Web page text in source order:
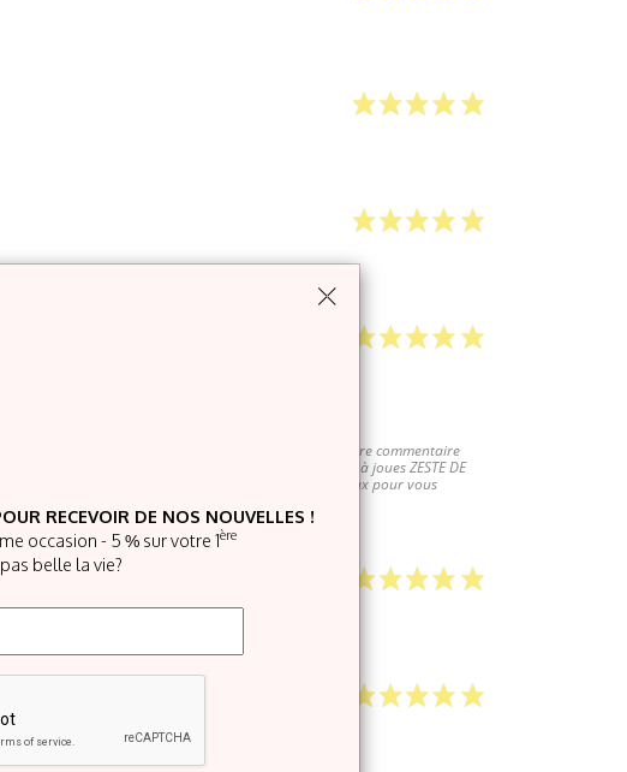
à utiliser nos produits. C'est notre fierté ! J'ai vu votre commentaire
bronzer. Par exemple en le mélangeant avec le fard à joues ZESTE DE
nous à contact@irise-paris.fr et nous ferons le max pour vous
RECEVOIR DE NOS NOUVELLES !
occasion - 5 % sur votre 1ère
belle la vie?